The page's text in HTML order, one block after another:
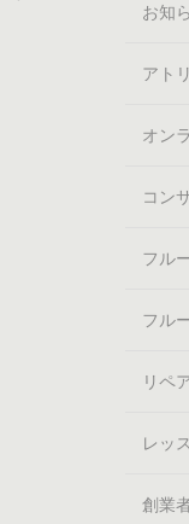
お知
アト
オン
コン
フル
フル
リペ
レッ
創業